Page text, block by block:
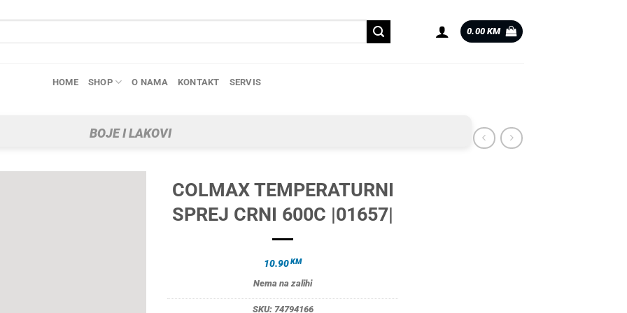
0.00 KM
HOME SHOP O NAMA KONTAKT SERVIS
BOJE I LAKOVI
COLMAX TEMPERATURNI
SPREJ CRNI 600C |01657|
10.90KM
Nema na zalihi
SKU: 74794166